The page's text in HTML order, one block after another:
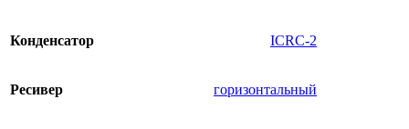
Конденсатор ICRC-2
Ресивер горизонтальный